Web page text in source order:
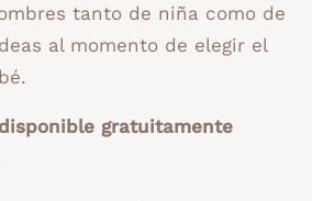
tanto de niña como de
al momento de elegir el
gratuitamente